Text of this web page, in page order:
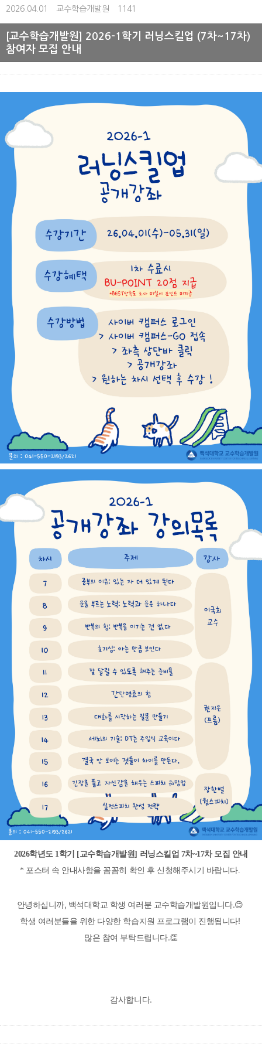
2026.04.01 교수학습개발원 1141
[교수학습개발원] 2026-1학기 러닝스킬업 (7차~17차)
참여자 모집 안내
2026학년도 1학기 [교수학습개발원] 러닝스킬업 7차~17차 모집 안내
* 포스터 속 안내사항을 꼼꼼히 확인 후 신청해주시기 바랍니다.
안녕하십니까, 백석대학교 학생 여러분 교수학습개발원입니다.😊
학생 여러분들을 위한 다양한 학습지원 프로그램이 진행됩니다!
많은 참여 부탁드립니다.👏
감사합니다.